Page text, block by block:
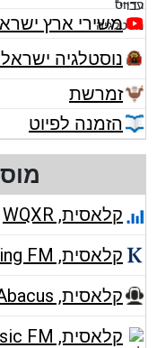
משירי ארץ
נוסטלגיה
זמרשת
הזמנה לפיוט
קלאסית, WQXR
קלאסית, King FM
קלאסית, Abacus
קלאסית, Classic FM